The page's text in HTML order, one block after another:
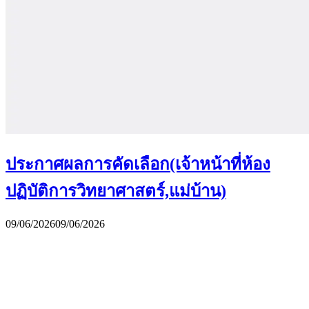
ประกาศผลการคัดเลือก(เจ้าหน้าที่ห้อง
ปฏิบัติการวิทยาศาสตร์,แม่บ้าน)
09/06/202609/06/2026